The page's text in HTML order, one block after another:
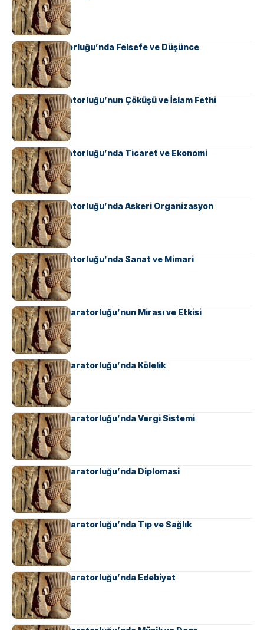
Pers İmparatorluğu’nda Felsefe ve Düşünce
Sasani İmparatorluğu’nun Çöküşü ve İslam Fethi
Sasani İmparatorluğu’nda Ticaret ve Ekonomi
Sasani İmparatorluğu’nda Askeri Organizasyon
Sasani İmparatorluğu’nda Sanat ve Mimari
Ahameniş İmparatorluğu’nun Mirası ve Etkisi
Ahameniş İmparatorluğu’nda Kölelik
Ahameniş İmparatorluğu’nda Vergi Sistemi
Ahameniş İmparatorluğu’nda Diplomasi
Ahameniş İmparatorluğu’nda Tıp ve Sağlık
Ahameniş İmparatorluğu’nda Edebiyat